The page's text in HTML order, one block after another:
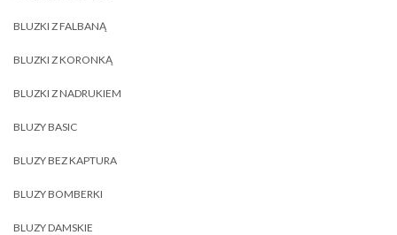
BLUZKI Z FALBANĄ
BLUZKI Z KORONKĄ
BLUZKI Z NADRUKIEM
BLUZY BASIC
BLUZY BEZ KAPTURA
BLUZY BOMBERKI
BLUZY DAMSKIE